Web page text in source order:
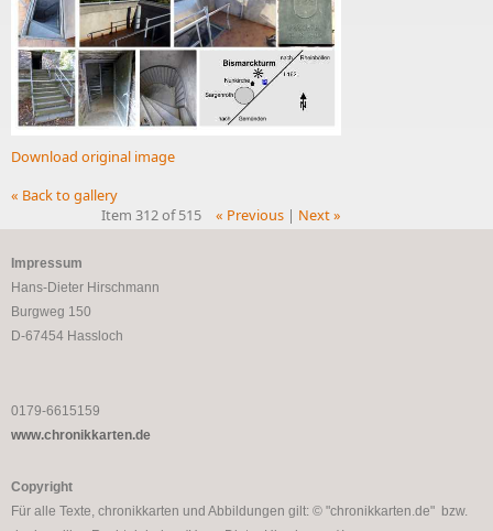
Download original image
« Back to gallery
Item 312 of 515
« Previous| Next »
Impressum
Hans-Dieter Hirschmann
Burgweg 150
D-67454 Hassloch
0179-6615159
www.chronikkarten.de
Copyright
Für alle Texte, chronikkarten und Abbildungen gilt: © "chronikkarten.de" bzw.